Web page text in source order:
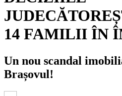
14 FAMILII ÎN
Un nou scandal
Brașovul!